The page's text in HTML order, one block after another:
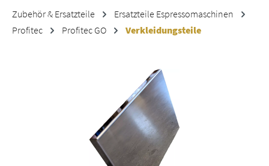
Zubehör & Ersatzteile
Ersatzteile Espressomaschinen
Profitec
Profitec GO Verkleidungsteile